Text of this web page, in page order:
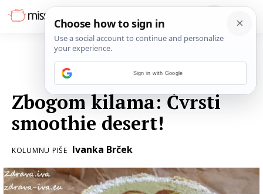
Zbogom kilama: Čvrsti
smoothie desert!
KOLUMNU PIŠE Ivanka Brček
Sign in with Google